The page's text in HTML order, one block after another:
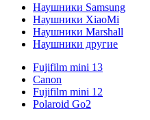
Наушники Samsung
Наушники XiaoMi
Наушники Marshall
Наушники другие
Fujifilm mini 13
Canon
Fujifilm mini 12
Polaroid Go2